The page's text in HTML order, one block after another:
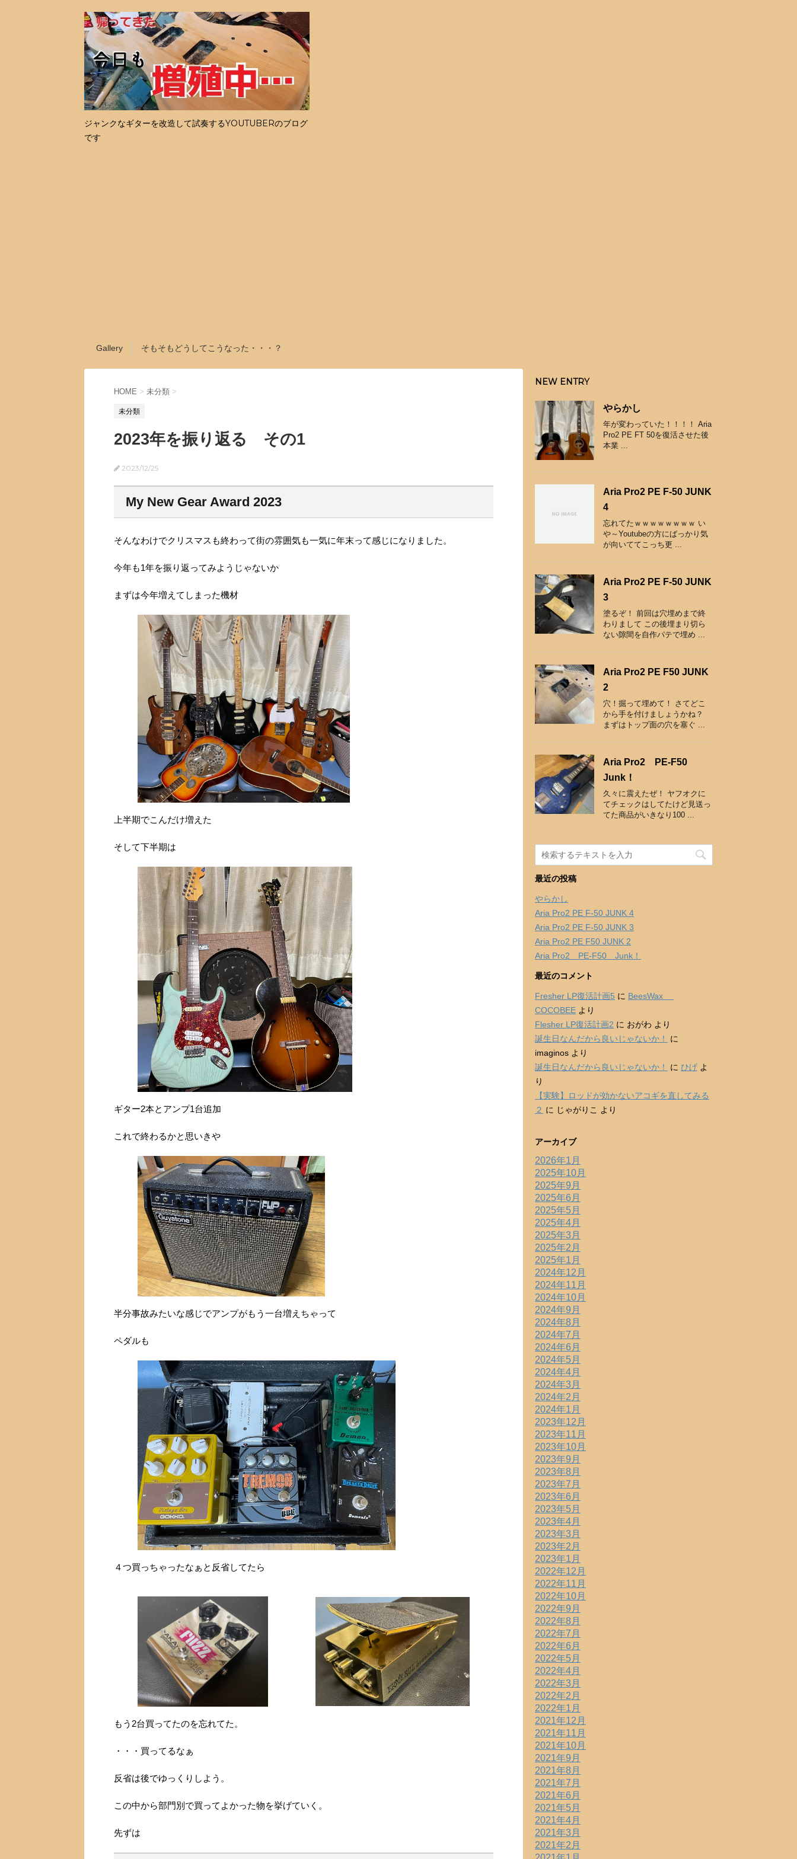
ジャンクなギターを改造して試奏するYOUTUBERのブログ
です
Gallery そもそもどうしてこうなった・・・？
HOME > 未分類 >
未分類
2023年を振り返る その1
2023/12/25
My New Gear Award 2023
そんなわけでクリスマスも終わって街の雰囲気も一気に年末って感じになりました。
今年も1年を振り返ってみようじゃないか
まずは今年増えてしまった機材
上半期でこんだけ増えた
そして下半期は
ギター2本とアンプ1台追加
これで終わるかと思いきや
半分事故みたいな感じでアンプがもう一台増えちゃって
ペダルも
４つ買っちゃったなぁと反省してたら
もう2台買ってたのを忘れてた。
・・・買ってるなぁ
反省は後でゆっくりしよう。
この中から部門別で買ってよかった物を挙げていく。
先ずは
NEW ENTRY
やらかし
年が変わっていた！！！！ Aria
Pro2 PE FT 50を復活させた後
本業 ...
Aria Pro2 PE F-50 JUNK
4
忘れてたｗｗｗｗｗｗｗｗ い
や～Youtubeの方にばっかり気
が向いててこっち更 ...
Aria Pro2 PE F-50 JUNK
3
塗るぞ！ 前回は穴埋めまで終
わりまして この後埋まり切ら
ない隙間を自作パテで埋め ...
Aria Pro2 PE F50 JUNK
2
穴！掘って埋めて！ さてどこ
から手を付けましょうかね？
まずはトップ面の穴を塞ぐ ...
Aria Pro2 PE-F50
Junk！
久々に震えたぜ！ ヤフオクに
てチェックはしてたけど見送っ
てた商品がいきなり100 ...
最近の投稿
やらかし
Aria Pro2 PE F-50 JUNK 4
Aria Pro2 PE F-50 JUNK 3
Aria Pro2 PE F50 JUNK 2
Aria Pro2 PE-F50 Junk！
最近のコメント
Fresher LP復活計画5 に BeesWax
COCOBEE より
Flesher LP復活計画2 に おがわ より
誕生日なんだから良いじゃないか！
に
imaginos より
誕生日なんだから良いじゃないか！
に ひげ よ
り
【実験】ロッドが効かないアコギを直してみる
２ に じゃがりこ より
アーカイブ
2026年1月
2025年10月
2025年9月
2025年6月
2025年5月
2025年4月
2025年3月
2025年2月
2025年1月
2024年12月
2024年11月
2024年10月
2024年9月
2024年8月
2024年7月
2024年6月
2024年5月
2024年4月
2024年3月
2024年2月
2024年1月
2023年12月
2023年11月
2023年10月
2023年9月
2023年8月
2023年7月
2023年6月
2023年5月
2023年4月
2023年3月
2023年2月
2023年1月
2022年12月
2022年11月
2022年10月
2022年9月
2022年8月
2022年7月
2022年6月
2022年5月
2022年4月
2022年3月
2022年2月
2022年1月
2021年12月
2021年11月
2021年10月
2021年9月
2021年8月
2021年7月
2021年6月
2021年5月
2021年4月
2021年3月
2021年2月